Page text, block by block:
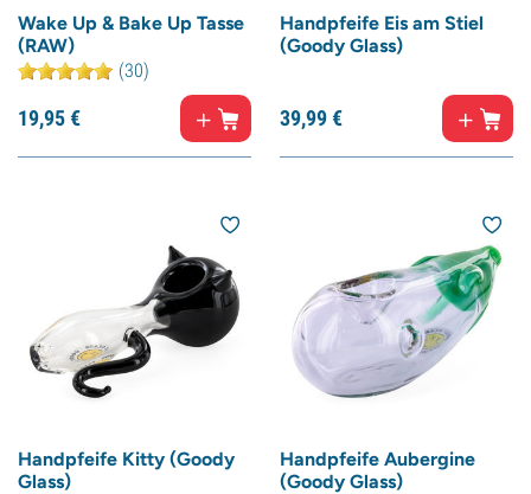
Wake Up & Bake Up Tasse
(RAW)
(30)
19,95€
Handpfeife Eis am Stiel
(Goody Glass)
39,99€
Handpfeife Kitty (Goody
Glass)
Handpfeife Aubergine
(Goody Glass)